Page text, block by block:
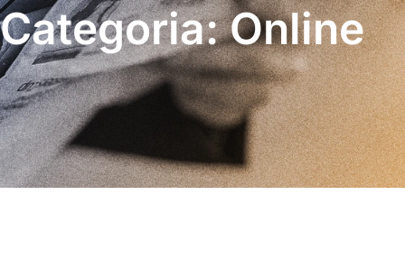
Categoria: Online